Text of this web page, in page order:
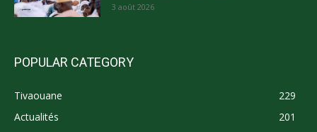
3 août 2026
POPULAR CATEGORY
Tivaouane
229
Actualités
201